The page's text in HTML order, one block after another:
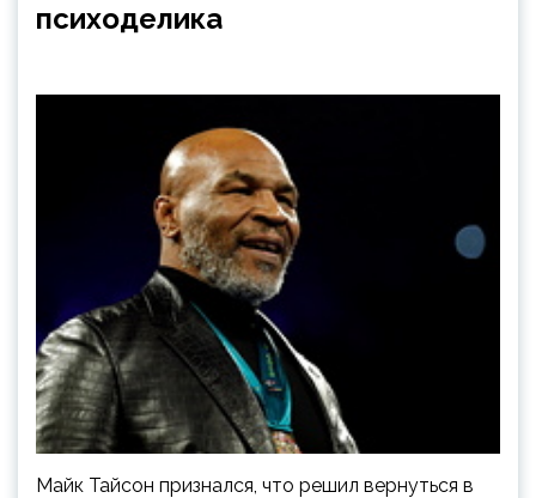
психоделика
Майк Тайсон признался, что решил вернуться в